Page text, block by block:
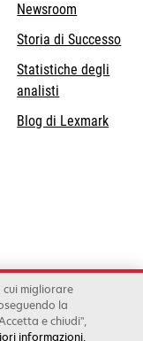
Newsroom
Storia di Successo
Statistiche degli
analisti
Blog di Lexmark
migliorare
la
e chiudi",
informazioni,